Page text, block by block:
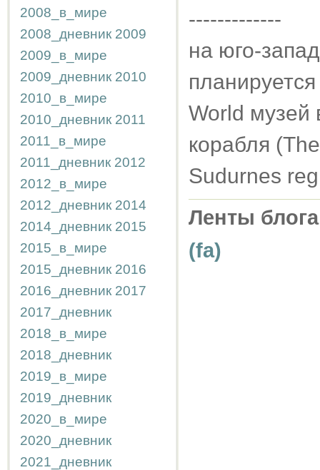
2008_в_мире
2008_дневник 2009
2009_в_мире
2009_дневник 2010
2010_в_мире
2010_дневник 2011
2011_в_мире
2011_дневник 2012
2012_в_мире
2012_дневник 2014
2014_дневник 2015
2015_в_мире
2015_дневник 2016
2016_дневник 2017
2017_дневник
2018_в_мире
2018_дневник
2019_в_мире
2019_дневник
2020_в_мире
2020_дневник
2021_дневник
-------------
на юго-
World музей
корабля
Sudurnes
Ленты
(fa)